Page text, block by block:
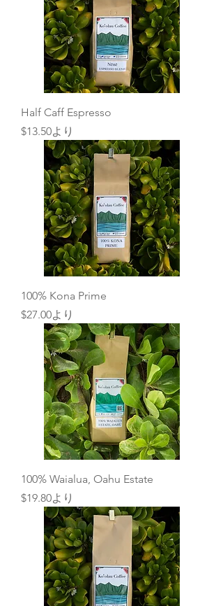
Half Caff Espresso
$13.50より
セール価格
100% Kona Prime
$27.00より
セール価格
100% Waialua, Oahu Estate
$19.80より
セール価格